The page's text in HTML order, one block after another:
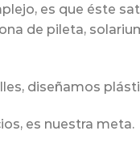
es que éste
de pileta,
diseñamos
es nuestra meta.